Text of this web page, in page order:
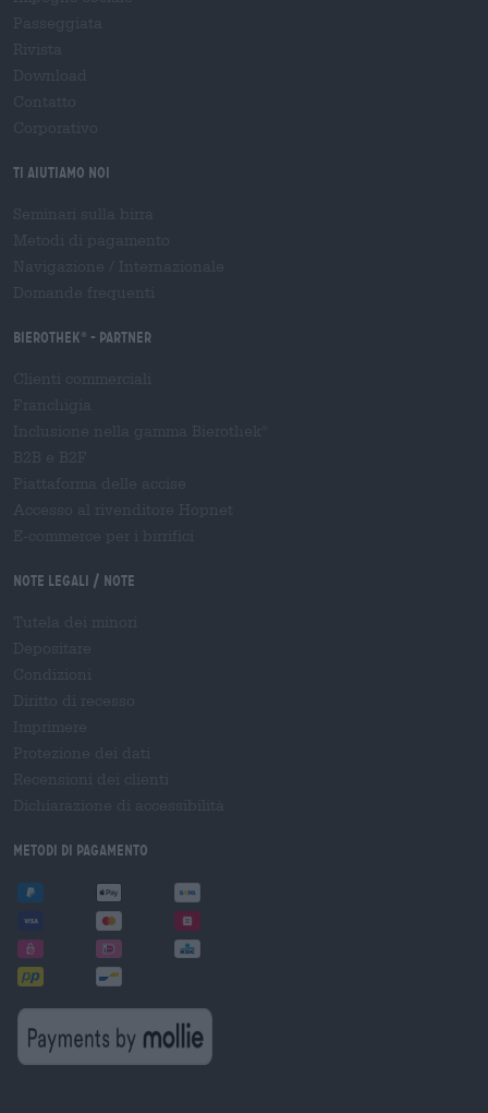
Ti aiutiamo noi
Bierothek - Partner
Note legali / Note
Metodi di pagamento